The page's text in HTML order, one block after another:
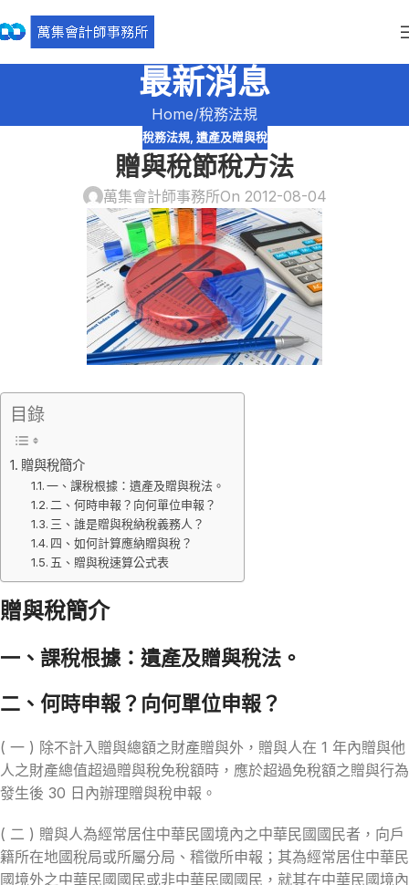
最新消息
Home 稅務法規
稅務法規, 遺產及贈與稅
贈與稅節稅方法
萬集會計師事務所On 2012-08-04
目錄
贈與稅簡介
一、課稅根據：遺產及贈與稅法。
二、何時申報？向何單位申報？
三、誰是贈與稅納稅義務人？
四、如何計算應納贈與稅？
五、贈與稅速算公式表
贈與稅簡介
一、課稅根據：遺產及贈與稅法。
二、何時申報？向何單位申報？
( 一 ) 除不計入贈與總額之財產贈與外，贈與人在 1 年內贈與他
人之財產總值超過贈與稅免稅額時，應於超過免稅額之贈與行為
發生後 30 日內辦理贈與稅申報。
( 二 ) 贈與人為經常居住中華民國境內之中華民國國民者，向戶
籍所在地國稅局或所屬分局、稽徵所申報；其為經常居住中華民
國境外之中華民國國民或非中華民國國民，就其在中華民國境內